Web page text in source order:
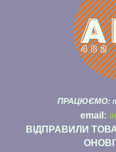
ПРАЦЮЄМО:
email:
ВІДПРАВИЛИ